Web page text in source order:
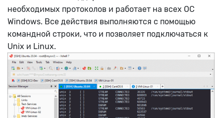
необходимых протоколов и работает на всех ОС
Windows. Все действия выполняются с помощью
командной строки, что и позволяет подключаться к
Unix и Linux.